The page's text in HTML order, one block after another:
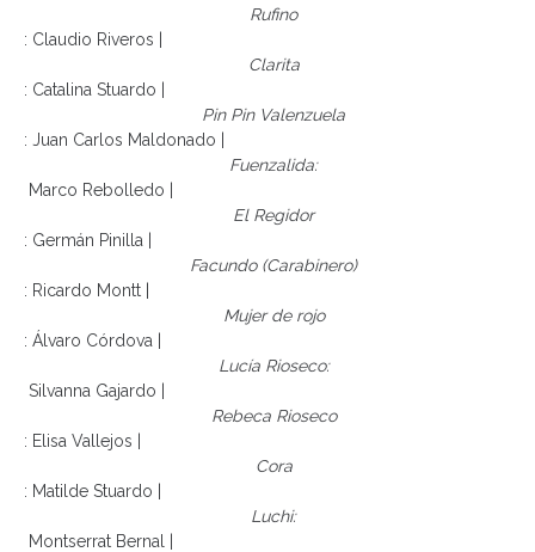
Rufino
: Claudio Riveros |
Clarita
: Catalina Stuardo |
Pin Pin Valenzuela
: Juan Carlos Maldonado |
Fuenzalida:
Marco Rebolledo |
El Regidor
: Germán Pinilla |
Facundo (Carabinero)
: Ricardo Montt |
Mujer de rojo
: Álvaro Córdova |
Lucía Rioseco:
Silvanna Gajardo |
Rebeca Rioseco
: Elisa Vallejos |
Cora
: Matilde Stuardo |
Luchi:
Montserrat Bernal |